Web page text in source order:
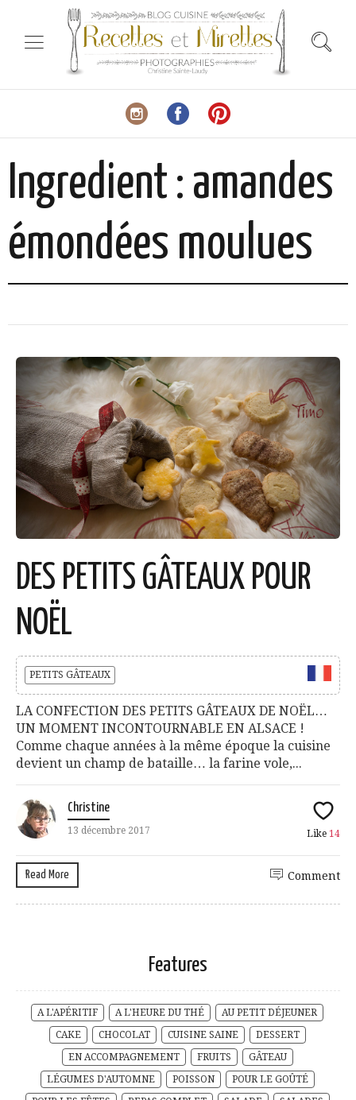
Ingredient : amandes
émondées moulues
DES PETITS GÂTEAUX POUR
NOËL
PETITS GÂTEAUX
LA CONFECTION DES PETITS GÂTEAUX DE NOËL…
UN MOMENT INCONTOURNABLE EN ALSACE !
Comme chaque années à la même époque la cuisine
devient un champ de bataille… la farine vole,...
Christine
13 décembre 2017 Like 14
Read More Comment
Features
A L'APÉRITIF A L'HEURE DU THÉ
AU PETIT DÉJEUNER
CAKE
CHOCOLAT CUISINE SAINE
DESSERT
EN ACCOMPAGNEMENT
FRUITS
GÂTEAU
LÉGUMES D'AUTOMNE
POISSON
POUR LE GOÛTÉ